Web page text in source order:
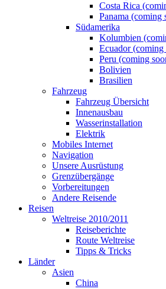
Costa Rica
Panama (coming
Südamerika
Kolumbien
Ecuador (coming
Peru (coming
Bolivien
Brasilien
Fahrzeug
Fahrzeug Übersicht
Innenausbau
Wasserinstallation
Elektrik
Mobiles Internet
Navigation
Unsere Ausrüstung
Grenzübergänge
Vorbereitungen
Andere Reisende
Reisen
Weltreise 2010/2011
Reiseberichte
Route Weltreise
Tipps & Tricks
Länder
Asien
China